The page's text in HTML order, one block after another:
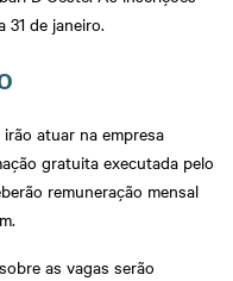
de janeiro.
atuar na empresa
gratuita executada pelo
remuneração mensal
as vagas serão